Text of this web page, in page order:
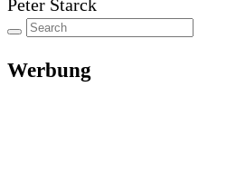
Peter Starck
Werbung